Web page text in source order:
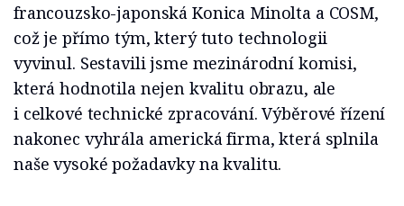
francouzsko-japonská Konica Minolta a COSM,
což je přímo tým, který tuto technologii
vyvinul. Sestavili jsme mezinárodní komisi,
která hodnotila nejen kvalitu obrazu, ale
i celkové technické zpracování. Výběrové řízení
nakonec vyhrála americká firma, která splnila
naše vysoké požadavky na kvalitu.